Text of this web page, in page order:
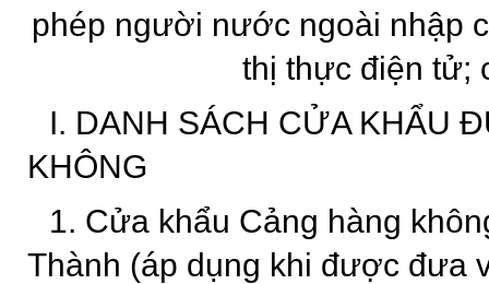
phép người nước ngoài nhập
thị thực điện tử;
I. DANH SÁCH CỬA KHẨU
KHÔNG
1. Cửa khẩu Cảng hàng
Thành (áp dụng khi được đưa